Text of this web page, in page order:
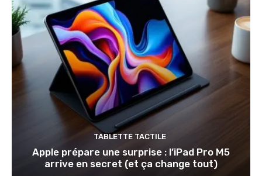
TABLETTE TACTILE
Apple prépare une surprise : l’iPad Pro M5
arrive en secret (et ça change tout)